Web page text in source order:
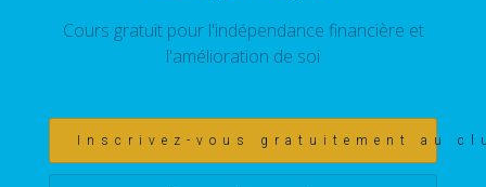
Cours gratuit pour l'indépendance financière et
l'amélioration de soi
Inscrivez-vous gratuitement au